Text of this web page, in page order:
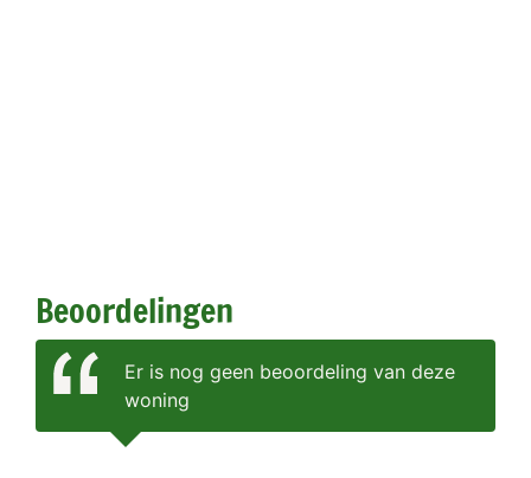
Beoordelingen
Er is nog geen beoordeling van deze
woning